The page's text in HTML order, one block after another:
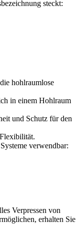
steckt:
hohlraumlose
in einem Hohlraum
und Schutz für den
verwendbar:
Verpressen von
erhalten Sie